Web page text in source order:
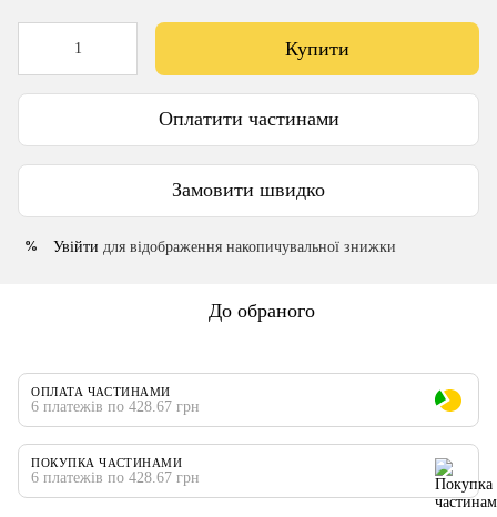
Купити
Оплатити частинами
Замовити швидко
% Увійти для відображення накопичувальної знижки
До обраного
ОПЛАТА ЧАСТИНАМИ
6 платежів по 428.67 грн
ПОКУПКА ЧАСТИНАМИ
6 платежів по 428.67 грн